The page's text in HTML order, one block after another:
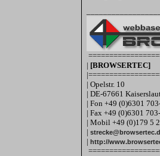
| [BROWSERTEC]
| Opelstr. 10
| DE-67661
| Fon +49 (0)6301
| Fax +49 (0)6301
| Mobil +49 (0)179 5
|
| http://